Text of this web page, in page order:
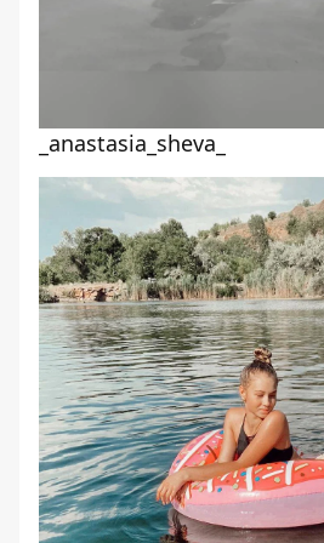
_anastasia_sheva_